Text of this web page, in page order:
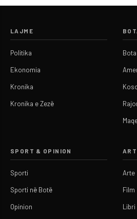
LAJME
Politika
Ekonomia
Kronika
Kronika e Zezë
Bota
SPORT & OPINION
Sporti
Sporti në Botë
Opinion
Arte
Film
Libri